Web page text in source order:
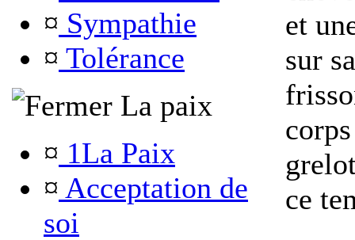
¤ Sympathie
¤ Tolérance
La paix
¤ 1La Paix
¤ Acceptation de
soi
et
sur
ce